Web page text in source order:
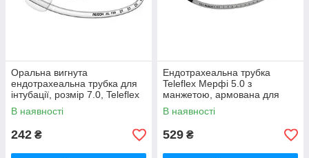
Оральна вигнута
ендотрахеальна трубка для
інтубації, розмір 7.0, Teleflex
В наявності
242 ₴
Ендотрахеальна трубка
Teleflex Мерфі 5.0 з
манжетою, армована для
інтубації
В наявності
529 ₴